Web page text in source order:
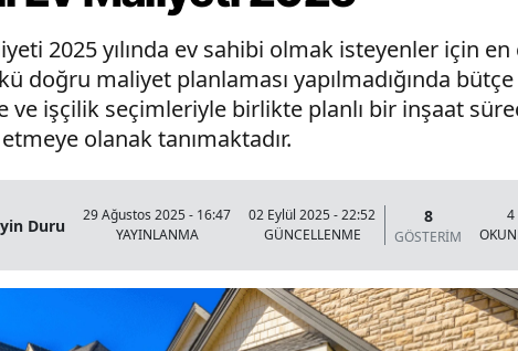
2025 yılında ev sahibi olmak isteyenler için
doğru maliyet planlaması yapılmadığında
ve işçilik seçimleriyle birlikte planlı bir inşaat
olanak tanımaktadır.
Duru
29 Ağustos 2025 - 16:47
YAYINLANMA
02 Eylül 2025 - 22:52
GÜNCELLENME
8
GÖSTERİM
4